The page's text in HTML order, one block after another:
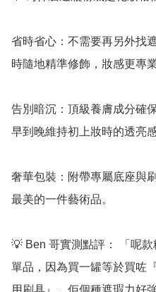
省時省心：不需要再另外找
時隨地精準修飾，妝感更專業
告別暗沉：頂級養膚成分確
早到晚維持初上妝時的透亮感
奢華包裝：附帶專屬底座與
最美的一件藝術品。
💡 Ben 哥實測點評： 「呢
單品，因為買一罐等於買咗